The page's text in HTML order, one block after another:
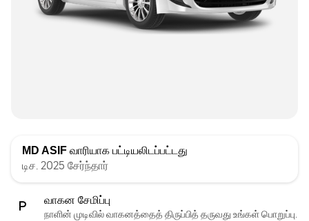
MD ASIF வாரியாக பட்டியலிடப்பட்டது
டிச. 2025 சேர்ந்தார்
வாகன சேமிப்பு
நாளின் முடிவில் வாகனத்தைத் திருப்பித் தருவது உங்கள் பொறுப்பு.